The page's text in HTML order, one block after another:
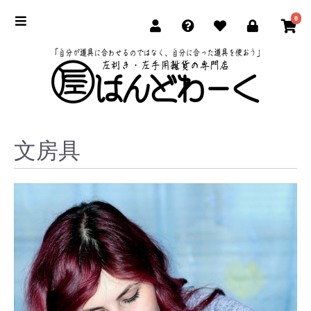
0
文房具